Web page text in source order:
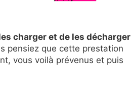
charger et de les décharger
pensiez que cette prestation
vous voilà prévenus et puis